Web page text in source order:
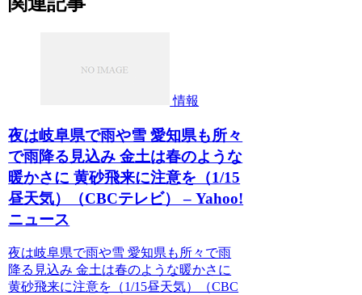
情報
夜は岐阜県で雨や雪 愛知県も所々
で雨降る見込み 金土は春のような
暖かさに 黄砂飛来に注意を（1/15
昼天気）（CBCテレビ） – Yahoo!
ニュース
夜は岐阜県で雨や雪 愛知県も所々で雨
降る見込み 金土は春のような暖かさに
黄砂飛来に注意を（1/15昼天気）（CBC